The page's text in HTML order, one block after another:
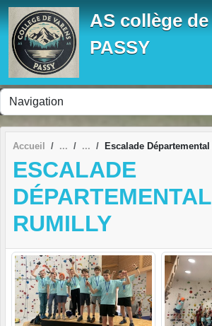
AS collège
PASSY
Accueil Escalade
ESCALADE
DÉPARTEMENTAL
RUMILLY
Panneau de gestion des cookies